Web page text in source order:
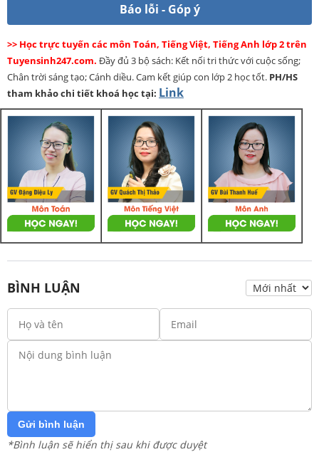
Báo lỗi - Góp ý
>> Học trực tuyến các môn Toán, Tiếng Việt, Tiếng Anh lớp 2 trên
Tuyensinh247.com. Đầy đủ 3 bộ sách: Kết nối tri thức với cuộc sống;
Chân trời sáng tạo; Cánh diều. Cam kết giúp con lớp 2 học tốt. PH/HS
tham khảo chi tiết khoá học tại: Link
BÌNH LUẬN
Gửi bình luận
*Bình luận sẽ hiển thị sau khi được duyệt